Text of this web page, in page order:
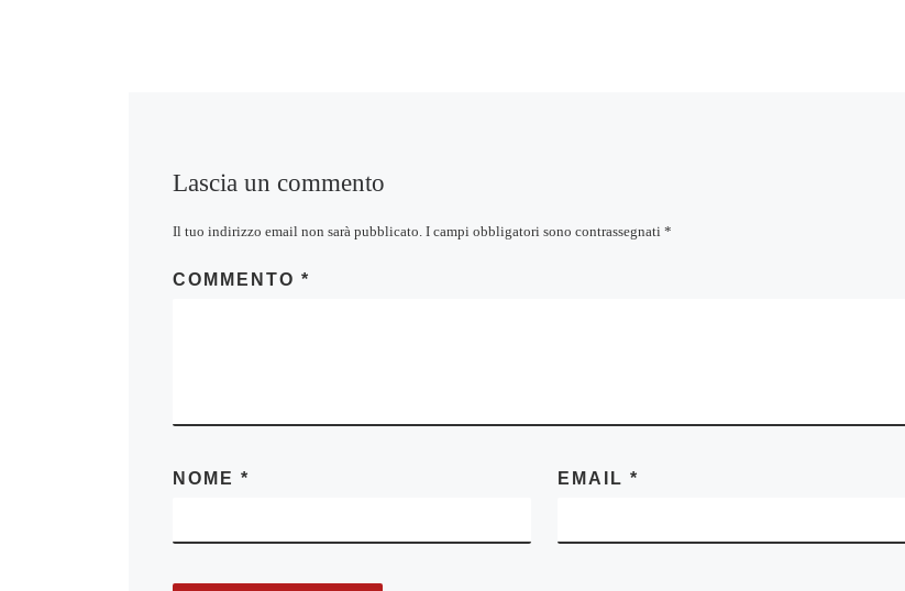
Lascia un commento
Il tuo indirizzo email non sarà pubblicato. I campi obbligatori sono contrassegnati *
COMMENTO *
NOME * EMAIL *